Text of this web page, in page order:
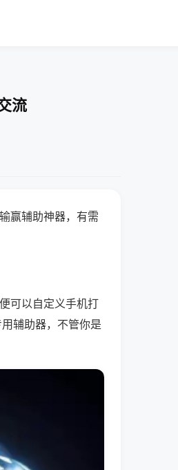
流
赢辅助神器，有需
可以自定义手机打
辅助器，不管你是